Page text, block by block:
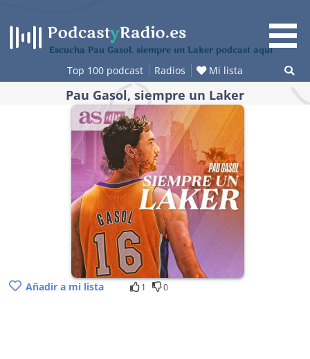
contenido
Escucha Pau Gasol, siempre un Laker podcast aquí
Top 100 podcast Radios Mi lista
Pau Gasol, siempre un Laker
Añadir a mi lista 1 0